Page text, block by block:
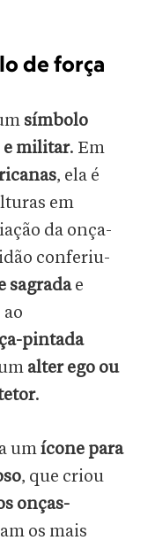
de força
símbolo
e militar. Em
, ela é
em
da onça-
conferiu-
sagradae
pintada
alter ego ou
.
umícone para
, que criou
onças-
os mais